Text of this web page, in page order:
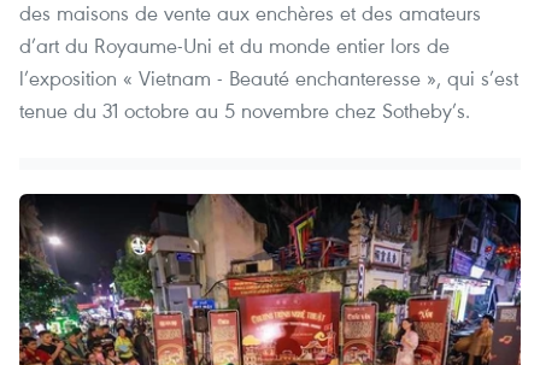
des maisons de vente aux enchères et des amateurs
d’art du Royaume-Uni et du monde entier lors de
l’exposition « Vietnam - Beauté enchanteresse », qui s’est
tenue du 31 octobre au 5 novembre chez Sotheby’s.